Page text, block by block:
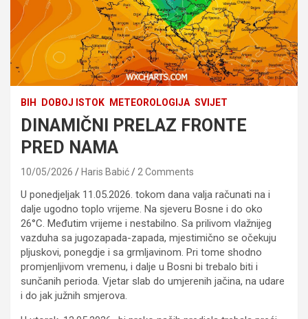
BIH DOBOJ ISTOK METEOROLOGIJA SVIJET
DINAMIČNI PRELAZ FRONTE
PRED NAMA
10/05/2026 Haris Babić 2 Comments
U ponedjeljak 11.05.2026. tokom dana valja računati na i
dalje ugodno toplo vrijeme. Na sjeveru Bosne i do oko
26°C. Međutim vrijeme i nestabilno. Sa prilivom vlažnijeg
vazduha sa jugozapada-zapada, mjestimično se očekuju
pljuskovi, ponegdje i sa grmljavinom. Pri tome shodno
promjenljivom vremenu, i dalje u Bosni bi trebalo biti i
sunčanih perioda. Vjetar slab do umjerenih jačina, na udare
i do jak južnih smjerova.